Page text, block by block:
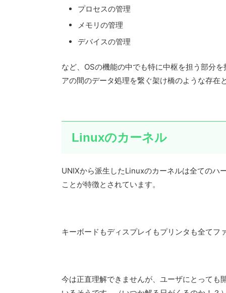
プロセスの管理
メモリの管理
デバイスの管理
など、OSの機能の中でも特に中枢を担う部分
アの間のデータ処理を繋ぐ架け橋のような存在
Linuxのカーネル
UNIXから派生したLinuxのカーネルは全てのハ
ことが特徴とされています。
キーボードもディスプレイもプリンタも全てフ
今は正直理解できませんが、ユーザにとっても